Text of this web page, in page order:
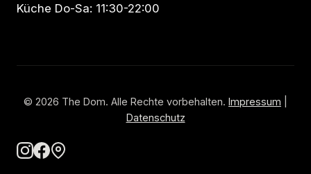
Küche Do-Sa: 11:30-22:00
© 2026 The Dom. Alle Rechte vorbehalten. Impressum
Datenschutz